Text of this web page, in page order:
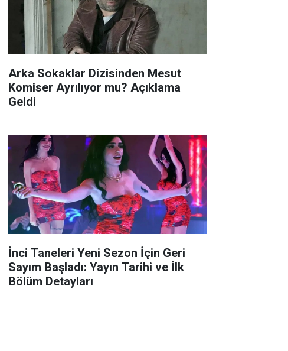
Arka Sokaklar Dizisinden Mesut
Komiser Ayrılıyor mu? Açıklama
Geldi
İnci Taneleri Yeni Sezon İçin Geri
Sayım Başladı: Yayın Tarihi ve İlk
Bölüm Detayları